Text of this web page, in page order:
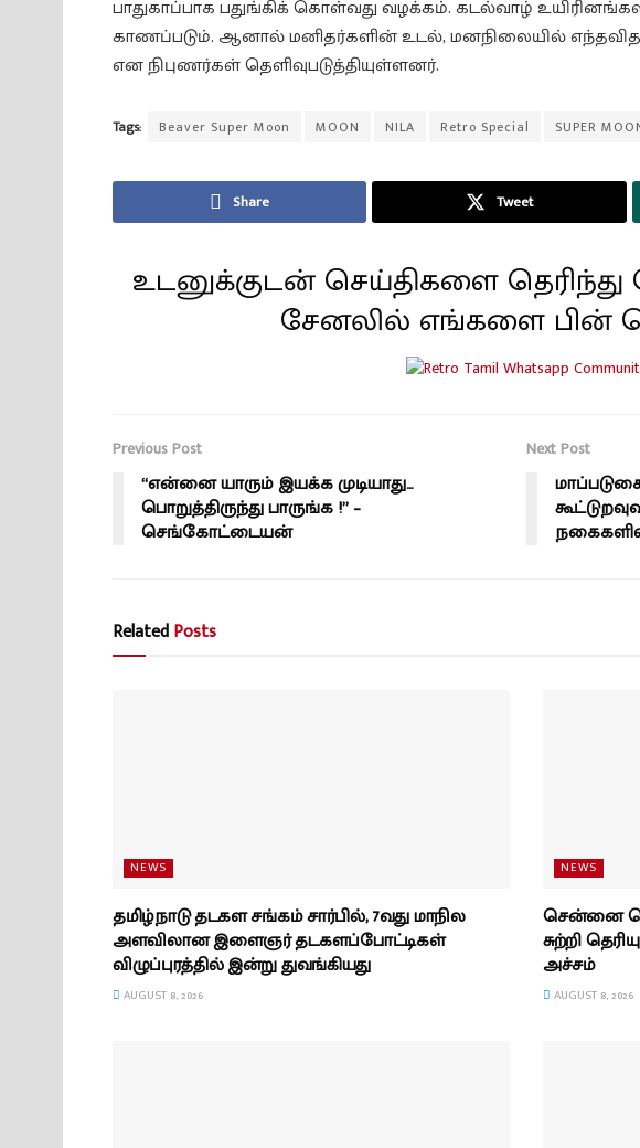
பாதுகாப்பாக பதுங்கிக் கொள்வது வழக்கம். கடல்வாழ்
காணப்படும். ஆனால் மனிதர்களின் உடல், மனநிலையில்
என நிபுணர்கள் தெளிவுபடுத்தியுள்ளனர்.
Tags: Beaver Super Moon MOON NILA Retro Special SUPER
Share Tweet
உடனுக்குடன் செய்திகளை
சேனலில் எங்களை பின்
Previous Post
“என்னை யாரும் இயக்க முடியாது…
பொறுத்திருந்து பாருங்க !” –
செங்கோட்டையன்
Next Post
RelatedPosts
NEWS
தமிழ்நாடு தடகள சங்கம் சார்பில், 7வது மாநில
அளவிலான இளைஞர் தடகளப்போட்டிகள்
விழுப்புரத்தில் இன்று துவங்கியது
AUGUST 8, 2026
NEWS
சென்னை
சுற்றி
அச்சம்
AUGUST 8, 2026